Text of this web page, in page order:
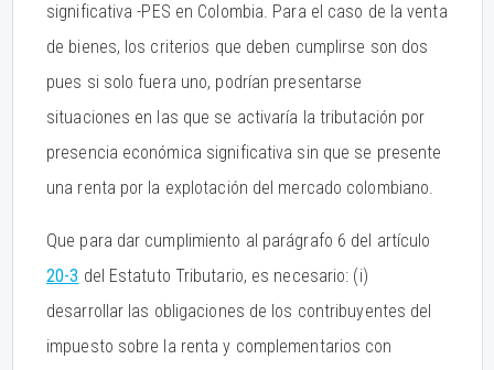
significativa -PES en Colombia. Para el caso de la venta
de bienes, los criterios que deben cumplirse son dos
pues si solo fuera uno, podrían presentarse
situaciones en las que se activaría la tributación por
presencia económica significativa sin que se presente
una renta por la explotación del mercado colombiano.
Que para dar cumplimiento al parágrafo 6 del artículo
20-3 del Estatuto Tributario, es necesario: (i)
desarrollar las obligaciones de los contribuyentes del
impuesto sobre la renta y complementarios con